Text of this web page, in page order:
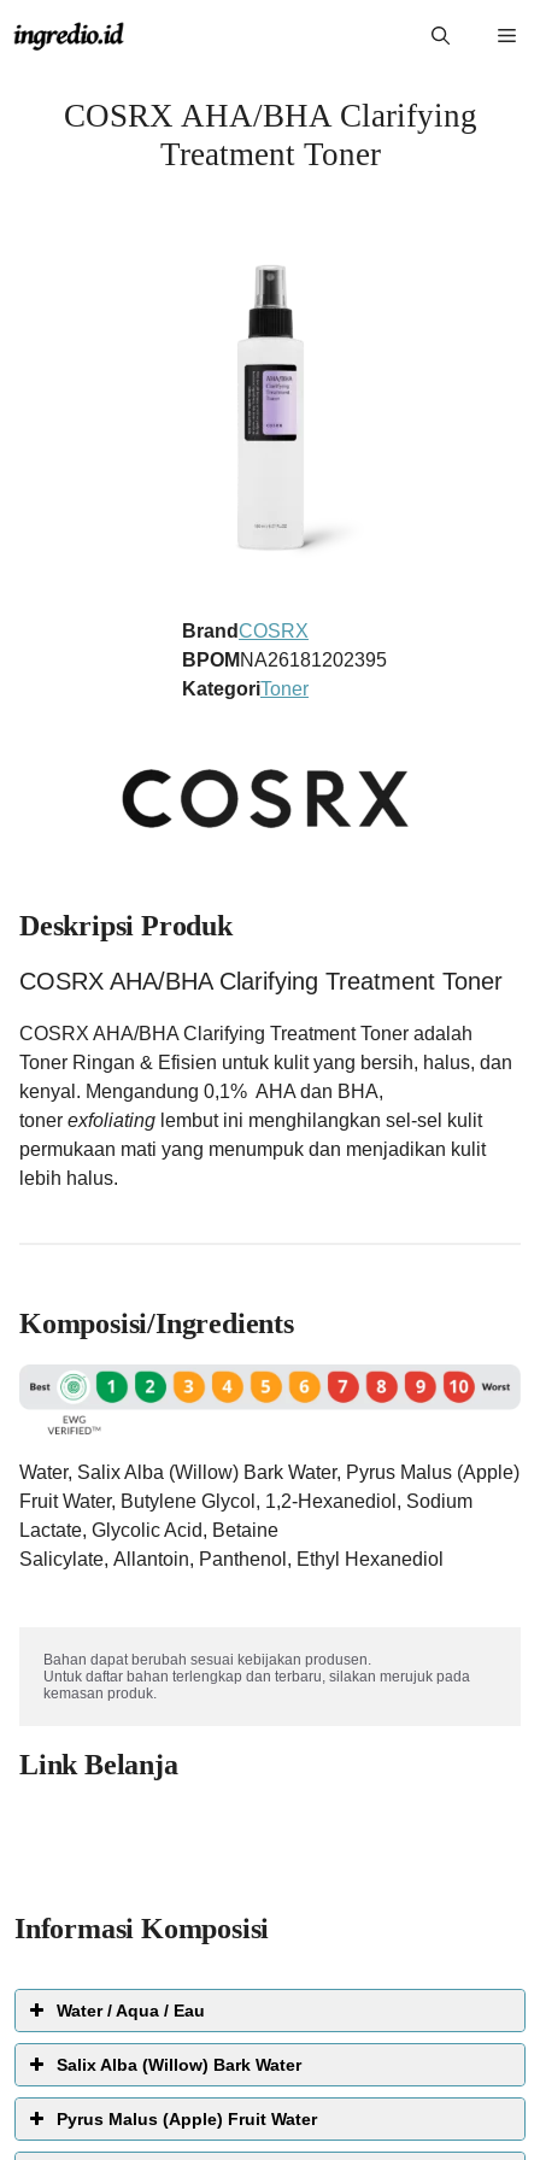
ke
COSRX AHA/BHA Clarifying
Treatment Toner
BrandCOSRX
BPOM NA26181202395
KategoriToner
Deskripsi Produk
COSRX AHA/BHA Clarifying Treatment Toner
COSRX AHA/BHA Clarifying Treatment Toner adalah
Toner Ringan & Efisien untuk kulit yang bersih, halus, dan
kenyal. Mengandung 0,1% AHA dan BHA,
toner exfoliating lembut ini menghilangkan sel-sel kulit
permukaan mati yang menumpuk dan menjadikan kulit
lebih halus.
Komposisi/Ingredients
Water, Salix Alba (Willow) Bark Water, Pyrus Malus (Apple)
Fruit Water, Butylene Glycol, 1,2-Hexanediol, Sodium
Lactate, Glycolic Acid, Betaine
Salicylate, Allantoin, Panthenol, Ethyl Hexanediol
Bahan dapat berubah sesuai kebijakan produsen.
Untuk daftar bahan terlengkap dan terbaru, silakan merujuk pada
kemasan produk.
Link Belanja
Informasi Komposisi
Water / Aqua / Eau
EWG Score:
1
Salix Alba (Willow) Bark Water
Pyrus Malus (Apple) Fruit Water